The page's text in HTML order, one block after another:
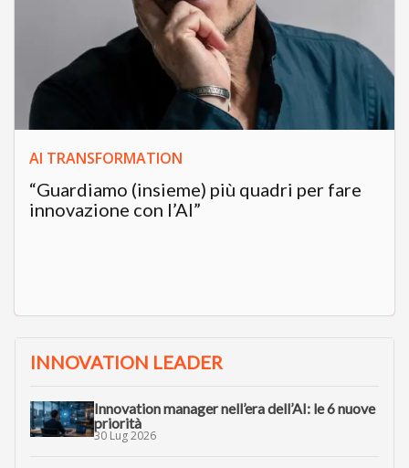
AI TRANSFORMATION
“Guardiamo (insieme) più quadri per fare
innovazione con l’AI”
INNOVATION LEADER
Innovation manager nell’era dell’AI: le 6 nuove
priorità
30 Lug 2026